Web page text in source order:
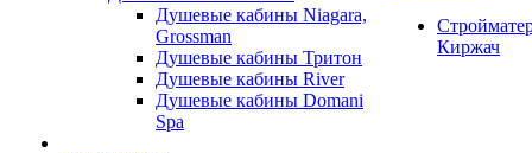
Душевые кабины Niagara,
Grossman
Душевые кабины Тритон
Душевые кабины River
Душевые кабины Domani
Spa
Киржач